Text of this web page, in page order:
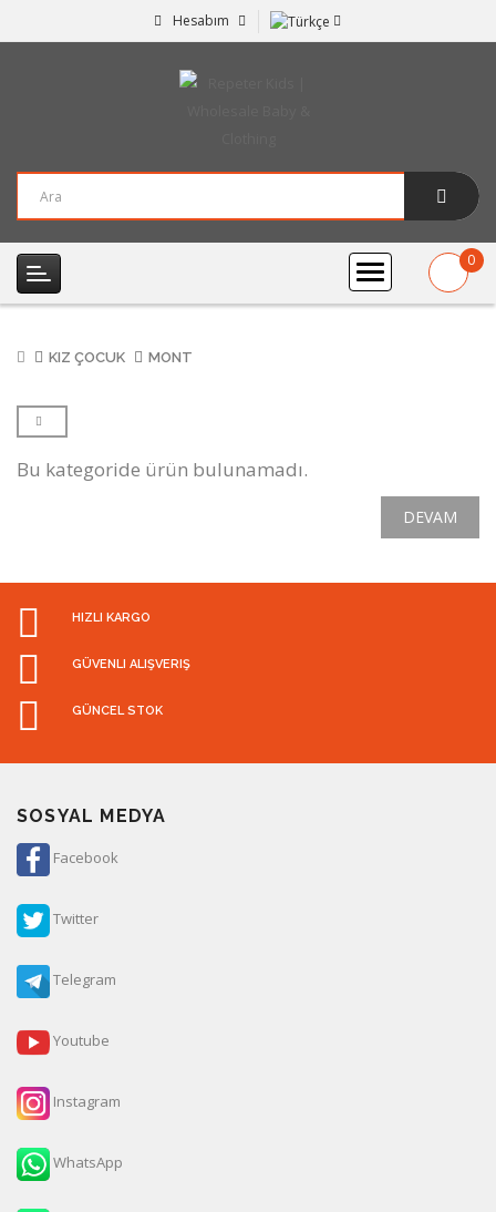
Hesabım
0
ürün
-
KIZ ÇOCUK MONT
Bu kategoride ürün bulunamadı.
DEVAM
HIZLI KARGO
GÜVENLI ALIŞVERIŞ
GÜNCEL STOK
SOSYAL MEDYA
Facebook
Twitter
Telegram
Youtube
Instagram
WhatsApp